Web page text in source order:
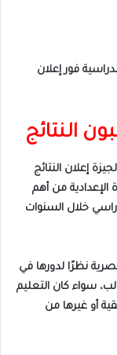
فور إعلان
الجيزة إعلان النتائج
الإعدادية من أهم
خلال السنوات
نظرًا لدورها في
سواء كان التعليم
أو غيرها من